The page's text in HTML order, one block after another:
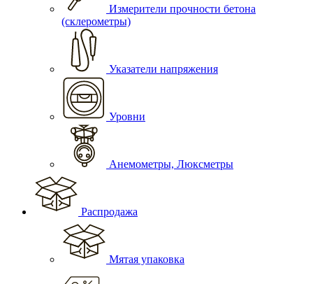
Измерители прочности бетона
(склерометры)
Указатели напряжения
Уровни
Анемометры, Люксметры
Распродажа
Мятая упаковка